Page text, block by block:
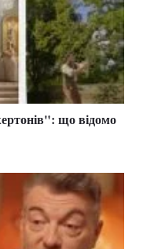
що відомо